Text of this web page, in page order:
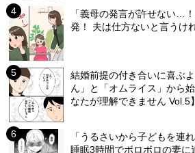
「義母の発言が許せない…
発！ 夫は仕方ないと言うけ
結婚前提の付き合いに喜ぶ
ん」と「オムライス」から
なたが理解できません Vol.5】
「うるさいから子どもを連
睡眠3時間でボロボロの妻